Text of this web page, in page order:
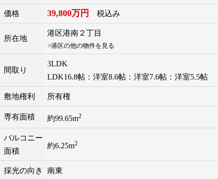
価格 39,800万円 税込み
所在地
港区港南 ２丁目
>港区の他の物件を見る
間取り
3LDK
LDK16.8帖：洋室8.6帖：洋室7.6帖：洋室5.5帖
敷地権利 所有権
専有面積 約99.65m2
バルコニー
面積
約6.25m2
採光の向き 南東